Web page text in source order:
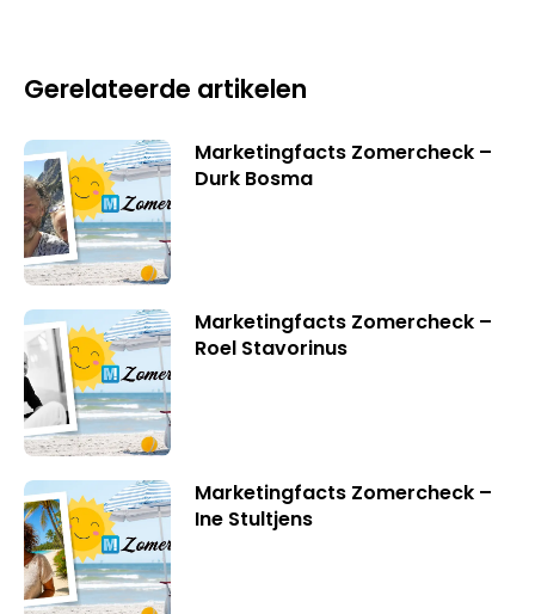
Gerelateerde artikelen
Marketingfacts Zomercheck –
Durk Bosma
Marketingfacts Zomercheck –
Roel Stavorinus
Marketingfacts Zomercheck –
Ine Stultjens